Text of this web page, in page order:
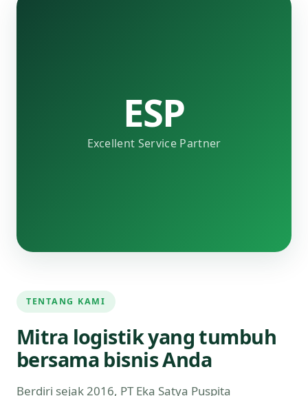
ESP
Excellent Service Partner
TENTANG KAMI
Mitra logistik yang tumbuh
bersama bisnis Anda
Berdiri sejak 2016, PT Eka Satya Puspita